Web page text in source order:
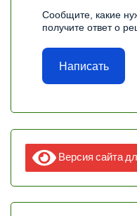
Сообщите, какие
получите ответ о
Написать
Версия сайта